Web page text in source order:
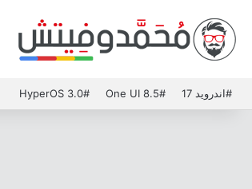
#اندرويد 17 #One UI 8.5
#HyperOS 3.0